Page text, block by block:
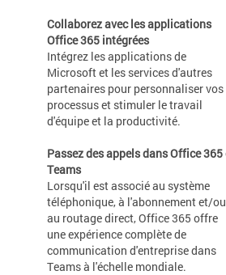
Collaborez avec les applications
Office 365 intégrées
Intégrez les applications de
Microsoft et les services d'autres
partenaires pour personnaliser vos
processus et stimuler le travail
d'équipe et la productivité.
Passez des appels dans Office 365
Teams
Lorsqu'il est associé au système
téléphonique, à l'abonnement et/ou
au routage direct, Office 365 offre
une expérience complète de
communication d'entreprise dans
Teams à l'échelle mondiale.